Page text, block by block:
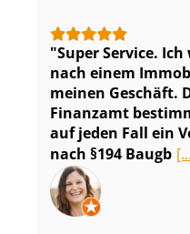
Super Service.
nach einem
meinen Geschäft.
Finanzamt
auf jeden Fall ein
nach §194 Baugb